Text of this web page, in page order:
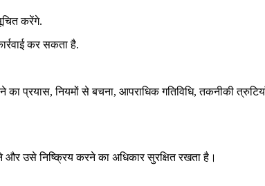
करेंगे.
कर सकता है.
प्रयास, नियमों से बचना, आपराधिक गतिविधि, तकनीकी
और उसे निष्क्रिय करने का अधिकार सुरक्षित रखता है।